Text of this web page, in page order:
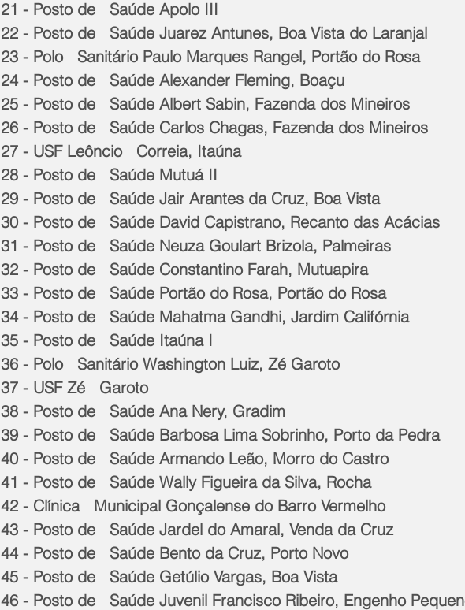
21 - Posto de   Saúde Apolo III
22 - Posto de   Saúde Juarez Antunes, Boa Vista do Laranjal
23 - Polo   Sanitário Paulo Marques Rangel, Portão do Rosa
24 - Posto de   Saúde Alexander Fleming, Boaçu
25 - Posto de   Saúde Albert Sabin, Fazenda dos Mineiros
26 - Posto de   Saúde Carlos Chagas, Fazenda dos Mineiros
27 - USF Leôncio   Correia, Itaúna
28 - Posto de   Saúde Mutuá II
29 - Posto de   Saúde Jair Arantes da Cruz, Boa Vista
30 - Posto de   Saúde David Capistrano, Recanto das Acácias
31 - Posto de   Saúde Neuza Goulart Brizola, Palmeiras
32 - Posto de   Saúde Constantino Farah, Mutuapira
33 - Posto de   Saúde Portão do Rosa, Portão do Rosa
34 - Posto de   Saúde Mahatma Gandhi, Jardim Califórnia
35 - Posto de   Saúde Itaúna I
36 - Polo   Sanitário Washington Luiz, Zé Garoto
37 - USF Zé   Garoto
38 - Posto de   Saúde Ana Nery, Gradim
39 - Posto de   Saúde Barbosa Lima Sobrinho, Porto da Pedra
40 - Posto de   Saúde Armando Leão, Morro do Castro
41 - Posto de   Saúde Wally Figueira da Silva, Rocha
42 - Clínica   Municipal Gonçalense do Barro Vermelho
43 - Posto de   Saúde Jardel do Amaral, Venda da Cruz
44 - Posto de   Saúde Bento da Cruz, Porto Novo
45 - Posto de   Saúde Getúlio Vargas, Boa Vista
46 - Posto de   Saúde Juvenil Francisco Ribeiro, Engenho